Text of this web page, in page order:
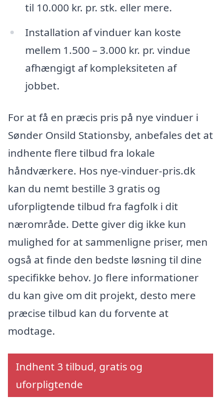
til 10.000 kr. pr. stk. eller mere.
Installation af vinduer kan koste
mellem 1.500 – 3.000 kr. pr. vindue
afhængigt af kompleksiteten af
jobbet.
For at få en præcis pris på nye vinduer i
Sønder Onsild Stationsby, anbefales det at
indhente flere tilbud fra lokale
håndværkere. Hos nye-vinduer-pris.dk
kan du nemt bestille 3 gratis og
uforpligtende tilbud fra fagfolk i dit
nærområde. Dette giver dig ikke kun
mulighed for at sammenligne priser, men
også at finde den bedste løsning til dine
specifikke behov. Jo flere informationer
du kan give om dit projekt, desto mere
præcise tilbud kan du forvente at
modtage.
Indhent 3 tilbud, gratis og
uforpligtende